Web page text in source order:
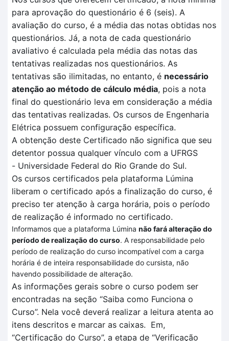
para aprovação do questionário é 6 (seis). A
avaliação do curso, é a média das notas obtidas nos
questionários. Já, a nota de cada questionário
avaliativo é calculada pela média das notas das
tentativas realizadas nos questionários. As
tentativas são ilimitadas, no entanto, é necessário
atenção ao método de cálculo média, pois a nota
final do questionário leva em consideração a média
das tentativas realizadas. Os cursos de Engenharia
Elétrica possuem configuração específica.
A obtenção deste Certificado não significa que seu
detentor possua qualquer vínculo com a UFRGS
- Universidade Federal do Rio Grande do Sul.
Os cursos certificados pela plataforma Lúmina
liberam o certificado após a finalização do curso, é
preciso ter atenção à carga horária, pois o período
de realização é informado no certificado.
Informamos que a plataforma Lúmina não fará alteração do
período de realização do curso. A responsabilidade pelo
período de realização do curso incompatível com a carga
horária é de inteira responsabilidade do cursista, não
havendo possibilidade de alteração.
As informações gerais sobre o curso podem ser
encontradas na seção “Saiba como Funciona o
Curso”. Nela você deverá realizar a leitura atenta ao
itens descritos e marcar as caixas. Em,
“Certificação do Curso”, a etapa de “Verificação